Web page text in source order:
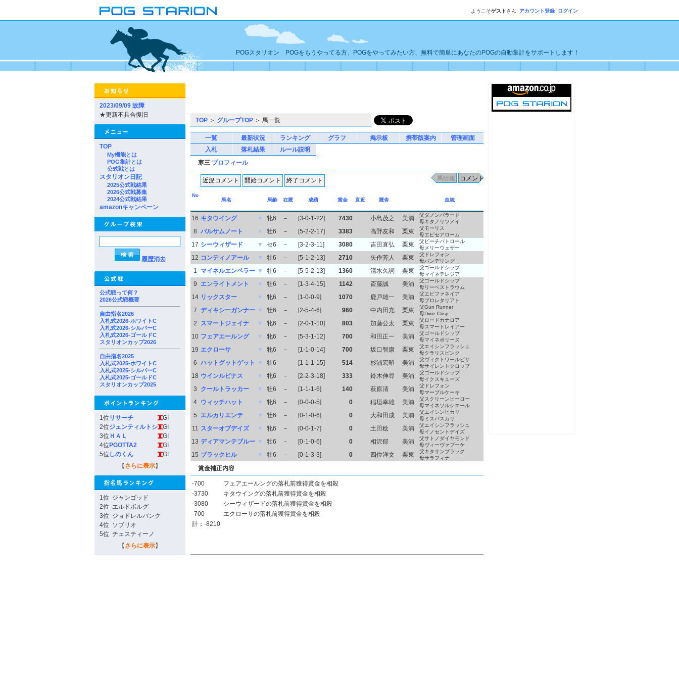
ようこそゲスト さん アカウント登録 ログイン
POGスタリオン POGをもうやってる方、POGをやってみたい方、無料で簡単にあなたのPOGの自動集計をサポートします！
2023/09/09 故障
★更新不具合復旧
TOP
My機能とは
POG集計とは
公式戦とは
スタリオン日記
2025公式戦結果
2026公式戦募集
2024公式戦結果
amazonキャンペーン
履歴消去
公式戦って何？
2026公式戦概要
自由指名2026
入札式2026-ホワイトC
入札式2026-シルバーC
入札式2026-ゴールドC
スタリオンカップ2026
自由指名2025
入札式2025-ホワイトC
入札式2025-シルバーC
入札式2025-ゴールドC
スタリオンカップ2025
1位 リサーチ
GI
2位ジェンティルトシ
GI
3位 ＨＡＬ
GI
4位 PGOTTA2
GI
5位 しのくん
GI
【 さらに表示】
1位 ジャンゴッド
2位 エルドボルグ
3位 ジョドレルバンク
4位 ソブリオ
5位 チェスティーノ
【 さらに表示】
TOP ＞ グループTOP ＞ 馬一覧
一覧 最新状況 ランキング グラフ 掲示板 携帯版案内
管理画面
入札
落札結果
ルール説明
寒三 プロフィール
No
馬名
馬齢 在厩 成績 賞金 直近 厩舎 血統
16 キタウイング ▼ 牝6 － [3-0-1-22] 7430 小島茂之 美浦
父ダノンバラード
母キタノリツメイ
8 バルサムノート ▼ 牡6 － [5-2-2-17] 3383 高野友和 栗東
父モーリス
母エピセアローム
17 シーウィザード ▼ セ6 － [3-2-3-11] 3080 吉田直弘 栗東
父ビーチパトロール
母メリーウェザー
12 コンティノアール ▼ 牡6 － [5-1-2-13] 2710 矢作芳人 栗東
父ドレフォン
母パンデリング
1 マイネルエンペラー ▼ 牡6 － [5-5-2-13] 1360 清水久詞 栗東
父ゴールドシップ
母マイネテレジア
9 エンライトメント ▼ 牡6 － [1-3-4-15] 1142 斎藤誠 美浦
父ゴールドシップ
母リーベストラウム
14 リックスター ▼ 牝6 － [1-0-0-9] 1070 鹿戸雄一 美浦
父エピファネイア
母プロレタリアト
7 ディキシーガンナー ▼ 牡6 － [2-5-4-6] 960 中内田充 栗東
父Gun Runner
母Dixie Crisp
2 スマートジェイナ ▼ 牝6 － [2-0-1-10] 803 加藤公太 栗東
父ロードカナロア
母スマートレイアー
10 フェアエールング ▼ 牝6 － [5-3-1-12] 700 和田正一 美浦
父ゴールドシップ
母マイネポリーヌ
19 エクローサ ▼ 牝6 － [1-1-0-14] 700 坂口智康 栗東
父エイシンフラッシュ
母クラリスピンク
6 ハットグットゲット ▼ 牡6 － [1-1-1-15] 514 杉浦宏昭 美浦
父ヴィクトワールピサ
母サイレントクロップ
18 ウインルピナス ▼ 牝6 － [2-2-3-18] 333 鈴木伸尋 美浦
父ゴールドシップ
母イクスキューズ
3 クールトラッカー ▼ 牡6 － [1-1-1-6] 140 萩原清 美浦
父ドレフォン
母マーブルケーキ
4 ウィッチハット ▼ 牝6 － [0-0-0-5] 0 稲垣幸雄 美浦
父スクリーンヒーロー
母マイネソルシエール
5 エルカリエンテ ▼ 牡6 － [0-1-0-6] 0 大和田成 美浦
父エイシンヒカリ
母ミスパスカリ
11 スターオブデイズ ▼ 牝6 － [0-0-1-7] 0 土田稔 美浦
父エイシンフラッシュ
母イノセントデイズ
13 ディアマンテブルー ▼ 牡6 － [0-1-0-6] 0 相沢郁 美浦
父サトノダイヤモンド
母ヴィーヴァブーケ
15 ブラックヒル ▼ 牡6 － [0-1-3-3] 0 四位洋文 栗東
父キタサンブラック
母サラフィナ
賞金補正内容
-700
フェアエールングの落札前獲得賞金を相殺
-3730
キタウイングの落札前獲得賞金を相殺
-3080
シーウィザードの落札前獲得賞金を相殺
-700
エクローサの落札前獲得賞金を相殺
計：-8210